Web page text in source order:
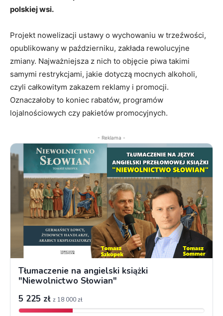
polskiej wsi.
Projekt nowelizacji ustawy o wychowaniu w trzeźwości,
opublikowany w październiku, zakłada rewolucyjne
zmiany. Najważniejsza z nich to objęcie piwa takimi
samymi restrykcjami, jakie dotyczą mocnych alkoholi,
czyli całkowitym zakazem reklamy i promocji.
Oznaczałoby to koniec rabatów, programów
lojalnościowych czy pakietów promocyjnych.
- Reklama -